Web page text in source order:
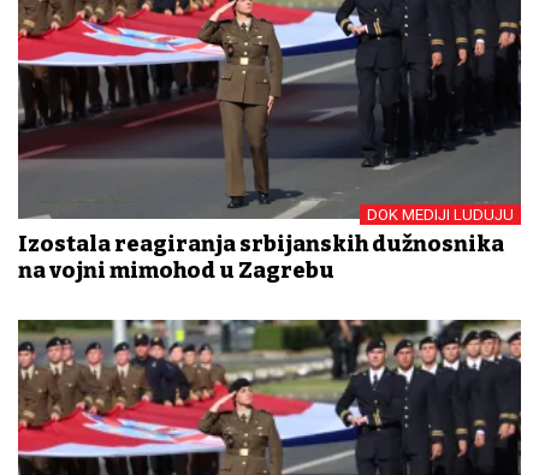
DOK MEDIJI LUDUJU
Izostala reagiranja srbijanskih dužnosnika
na vojni mimohod u Zagrebu